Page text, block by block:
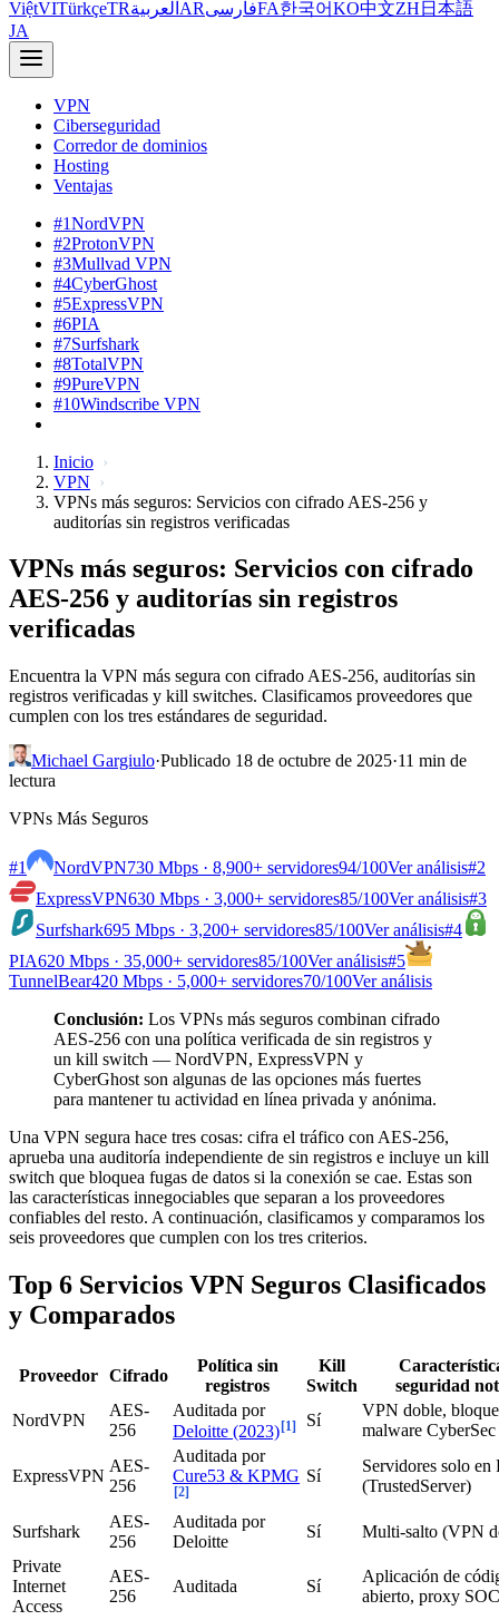
ViệtVITürkçeTRالعربية ARفارسیFA한국어KO中文ZH 日本語
JA
VPN
Ciberseguridad
Corredor de dominios
Hosting
Ventajas
#1NordVPN
#2ProtonVPN
#3Mullvad VPN
#4CyberGhost
#5ExpressVPN
#6PIA
#7Surfshark
#8TotalVPN
#9PureVPN
#10Windscribe VPN
Inicio
VPN
VPNs más seguros: Servicios con cifrado AES-256 y
auditorías sin registros verificadas
VPNs más seguros: Servicios con cifrado
AES-256 y auditorías sin registros
verificadas
Encuentra la VPN más segura con cifrado AES-256, auditorías sin
registros verificadas y kill switches. Clasificamos proveedores que
cumplen con los tres estándares de seguridad.
Michael Gargiulo·Publicado 18 de octubre de 2025·11 min de
lectura
VPNs Más Seguros
#1 NordVPN730 Mbps · 8,900+ servidores94/100Ver análisis#2
ExpressVPN630 Mbps · 3,000+ servidores85/100Ver análisis#3
Surfshark695 Mbps · 3,200+ servidores85/100Ver análisis#4
PIA620 Mbps · 35,000+ servidores85/100Ver análisis#5
TunnelBear420 Mbps · 5,000+ servidores70/100Ver análisis
Conclusión: Los VPNs más seguros combinan cifrado
AES-256 con una política verificada de sin registros y
un kill switch — NordVPN, ExpressVPN y
CyberGhost son algunas de las opciones más fuertes
para mantener tu actividad en línea privada y anónima.
Una VPN segura hace tres cosas: cifra el tráfico con AES-256,
aprueba una auditoría independiente de sin registros e incluye un kill
switch que bloquea fugas de datos si la conexión se cae. Estas son
las características innegociables que separan a los proveedores
confiables del resto. A continuación, clasificamos y comparamos los
seis proveedores que cumplen con los tres criterios.
Top 6 Servicios VPN Seguros Clasificados
y Comparados
Proveedor Cifrado
Política sin
registros
Kill
Switch
seguridad
NordVPN
AES-
256
Auditada por
Deloitte (2023) [1] Sí
VPN doble,
malware CyberSec
ExpressVPN
AES-
256
Auditada por
Cure53 & KPMG
[2]
Sí
Servidores solo
(TrustedServer)
Surfshark
AES-
256
Auditada por
Deloitte
Sí
Multi-salto (VPN
Private
Internet
Access
AES-
256
Auditada Sí
Aplicación de
abierto, proxy